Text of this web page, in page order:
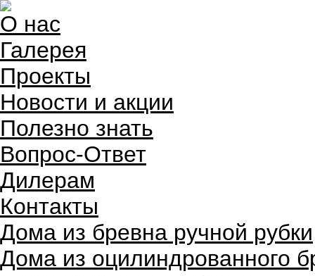
О нас
Галерея
Проекты
Новости и акции
Полезно знать
Вопрос-Ответ
Дилерам
Контакты
Дома из бревна ручной рубки
Дома из оцилиндрованного